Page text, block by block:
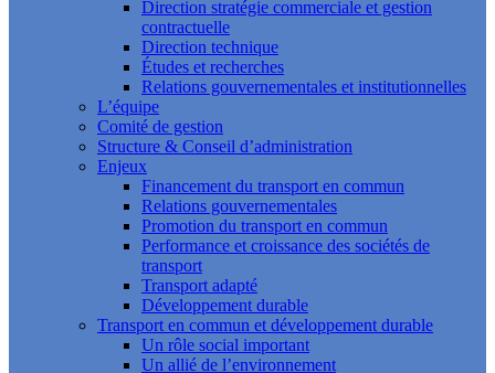
Direction stratégie commerciale et gestion
contractuelle
Direction technique
Études et recherches
Relations gouvernementales et institutionnelles
L’équipe
Comité de gestion
Structure & Conseil d’administration
Enjeux
Financement du transport en commun
Relations gouvernementales
Promotion du transport en commun
Performance et croissance des sociétés de
transport
Transport adapté
Développement durable
Transport en commun et développement durable
Un rôle social important
Un allié de l’environnement